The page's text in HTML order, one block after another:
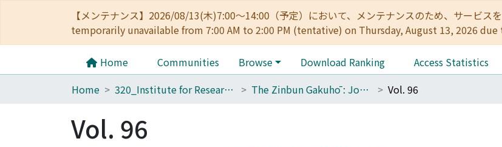
【メンテナンス】2026/08/13(木)7:00～14:00（予定）において、メンテナンスのため、サービ
temporarily unavailable from 7:00 AM to 2:00 PM (tentative) on Thursday, August 13, 2026
Home Communities Browse Download Ranking Access Statistics
Home
320_Institute for Research in Humanities The Zinbun Gakuhō : Journal of Humanities Vol. 96
Vol. 96